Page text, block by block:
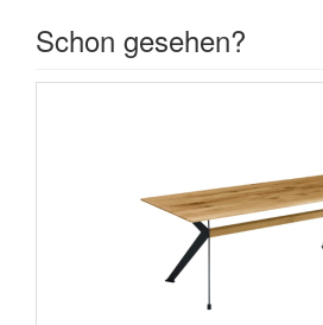
Schon gesehen?